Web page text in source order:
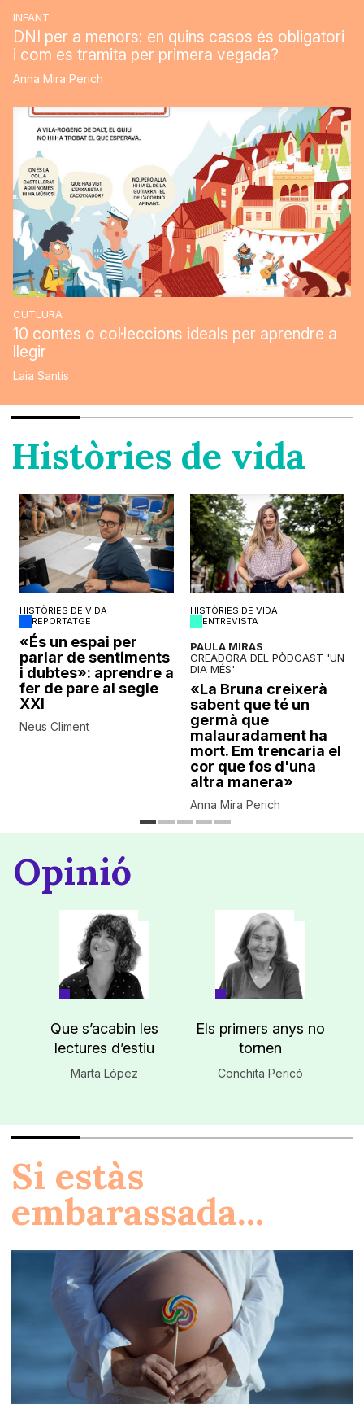
INFANT
DNI per a menors: en quins casos és obligatori
i com es tramita per primera vegada?
Anna Mira Perich
CUTLURA
10 contes o col·leccions ideals per aprendre a
llegir
Laia Santís
Històries de vida
HISTÒRIES DE VIDA
REPORTATGE
«És un espai per
parlar de sentiments
i dubtes»: aprendre a
fer de pare al segle
XXI
Neus Climent
HISTÒRIES DE VIDA
ENTREVISTA
PAULA MIRAS
CREADORA DEL PÒDCAST 'UN
DIA MÉS'
«La Bruna creixerà
sabent que té un
germà que
malauradament ha
mort. Em trencaria el
cor que fos d'una
altra manera»
Anna Mira Perich
Opinió
Que s’acabin les
lectures d’estiu
Marta López
Els primers anys no
tornen
Conchita Pericó
Si estàs
embarassada...